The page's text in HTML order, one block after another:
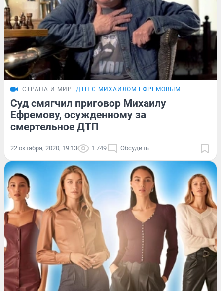
СТРАНА И МИР ДТП С МИХАИЛОМ ЕФРЕМОВЫМ
Суд смягчил приговор Михаилу
Ефремову, осужденному за
смертельное ДТП
22 октября, 2020, 19:13 1 749 Обсудить